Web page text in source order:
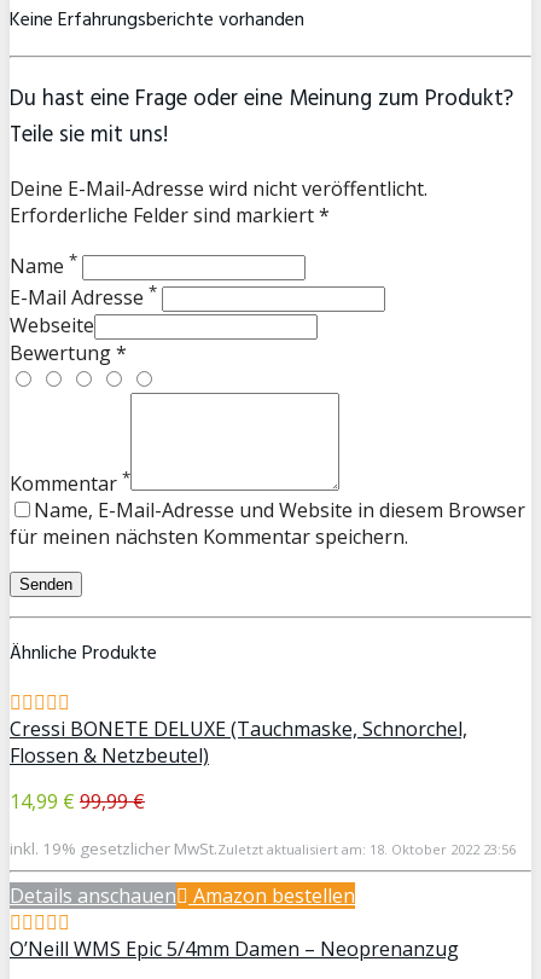
Keine Erfahrungsberichte vorhanden
Du hast eine Frage oder eine Meinung zum Produkt?
Teile sie mit uns!
Deine E-Mail-Adresse wird nicht veröffentlicht.
Erforderliche Felder sind markiert *
Name *
E-Mail Adresse *
Webseite
Bewertung *
Kommentar *
Name, E-Mail-Adresse und Website in diesem Browser
für meinen nächsten Kommentar speichern.
Ähnliche Produkte
Cressi BONETE DELUXE (Tauchmaske, Schnorchel,
Flossen & Netzbeutel)
14,99 € 99,99 €
inkl. 19% gesetzlicher MwSt.Zuletzt aktualisiert am: 18. Oktober 2022 23:56
Details anschauen
Amazon bestellen
O’Neill WMS Epic 5/4mm Damen – Neoprenanzug